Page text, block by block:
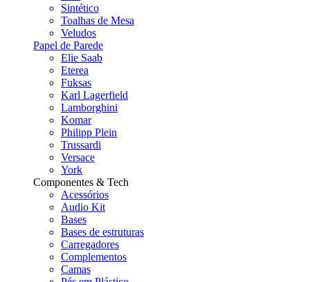
Sintético
Toalhas de Mesa
Veludos
Papel de Parede
Elie Saab
Eterea
Fuksas
Karl Lagerfield
Lamborghini
Komar
Philipp Plein
Trussardi
Versace
York
Componentes & Tech
Acessórios
Audio Kit
Bases
Bases de estruturas
Carregadores
Complementos
Camas